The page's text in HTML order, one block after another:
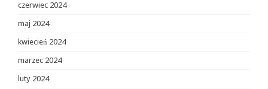
czerwiec 2024
maj 2024
kwiecień 2024
marzec 2024
luty 2024